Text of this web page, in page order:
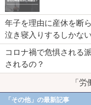
年子を理由に産休を断
泣き寝入りするしかな
コロナ禍で危惧される
されるの？
「
「その他」の最新記事